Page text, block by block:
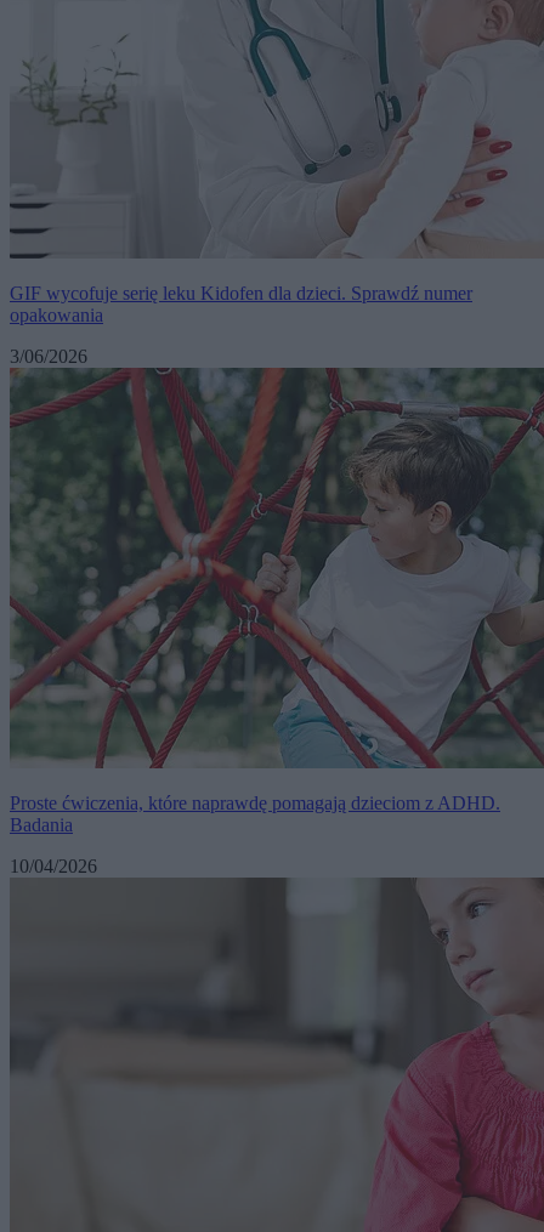
GIF wycofuje serię leku Kidofen dla dzieci. Sprawdź numer
opakowania
3/06/2026
Proste ćwiczenia, które naprawdę pomagają dzieciom z ADHD.
Badania
10/04/2026